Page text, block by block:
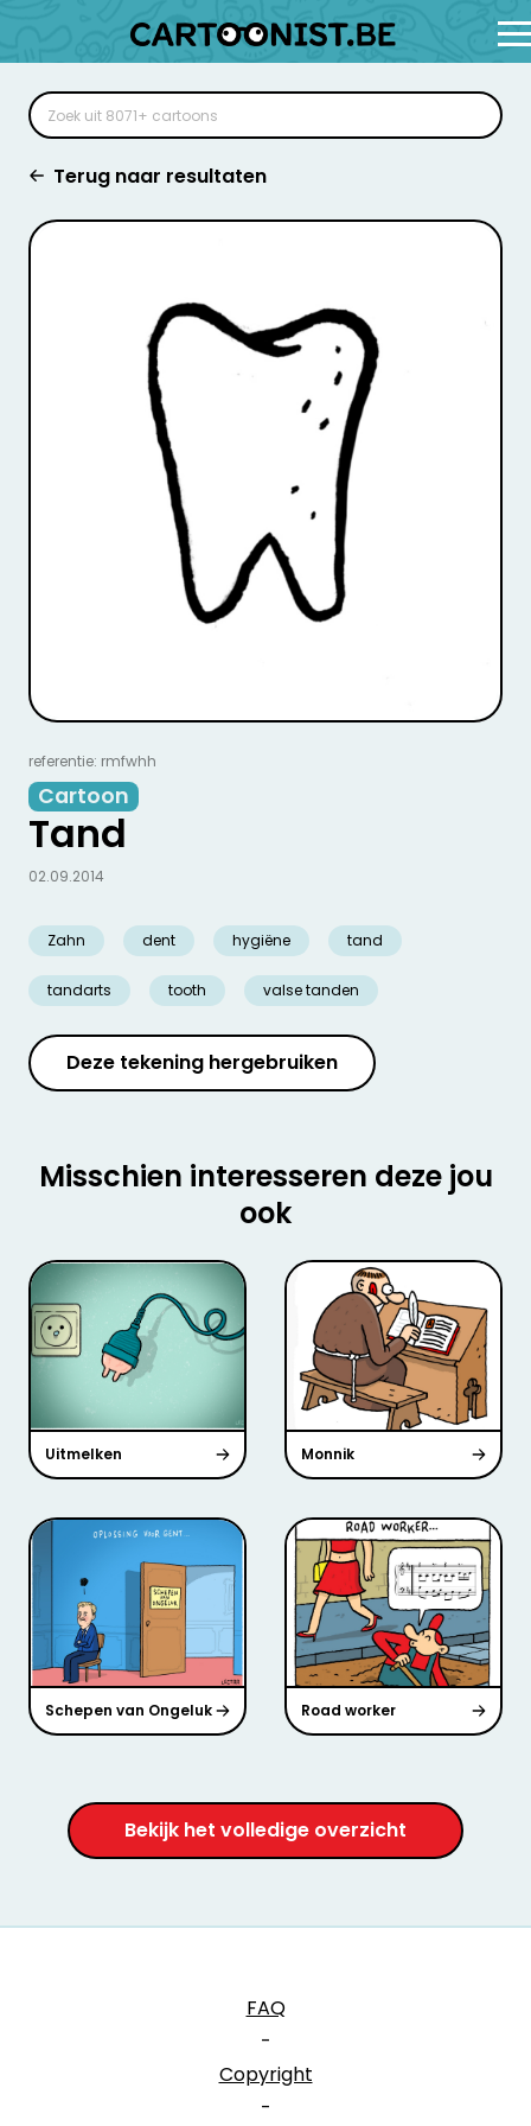
Terug naar resultaten
referentie: rmfwhh
Cartoon
Tand
Zahn dent hygiëne tand
tandarts tooth valse tanden
02.09.2014
Deze tekening hergebruiken
Misschien interesseren deze jou
ook
Uitmelken Monnik
Schepen van Ongeluk Road worker
Bekijk het volledige overzicht
FAQ
-
Copyright
-